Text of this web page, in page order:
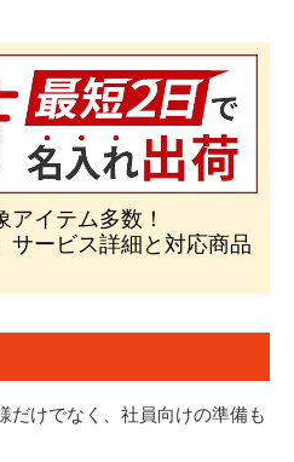
イテム多数！
サービス詳細と対応商品
だけでなく、社員向けの準備も